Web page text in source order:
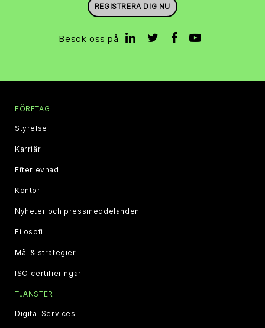
REGISTRERA DIG NU
Besök oss på
FÖRETAG
Styrelse
Karriär
Efterlevnad
Kontor
Nyheter och pressmeddelanden
Filosofi
Mål & strategier
ISO‑certifieringar
TJÄNSTER
Digital Services